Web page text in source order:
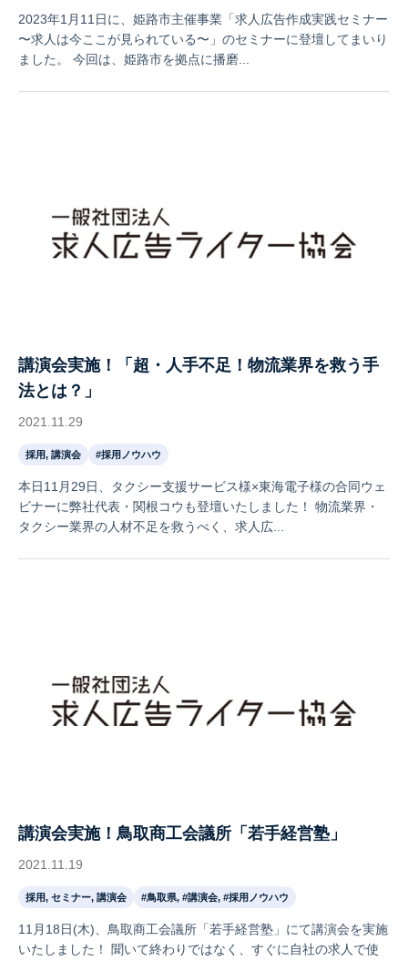
2023年1月11日に、姫路市主催事業「求人広告作成実践セミナー
〜求人は今ここが見られている〜」のセミナーに登壇してまいり
ました。 今回は、姫路市を拠点に播磨...
講演会実施！「超・人手不足！物流業界を救う手
法とは？」
2021.11.29
採用, 講演会 #採用ノウハウ
本日11月29日、タクシー支援サービス様×東海電子様の合同ウェ
ビナーに弊社代表・関根コウも登壇いたしました！ 物流業界・
タクシー業界の人材不足を救うべく、求人広...
講演会実施！鳥取商工会議所「若手経営塾」
2021.11.19
採用, セミナー, 講演会 #鳥取県, #講演会, #採用ノウハウ
11月18日(木)、鳥取商工会議所「若手経営塾」にて講演会を実施
いたしました！ 聞いて終わりではなく、すぐに自社の求人で使